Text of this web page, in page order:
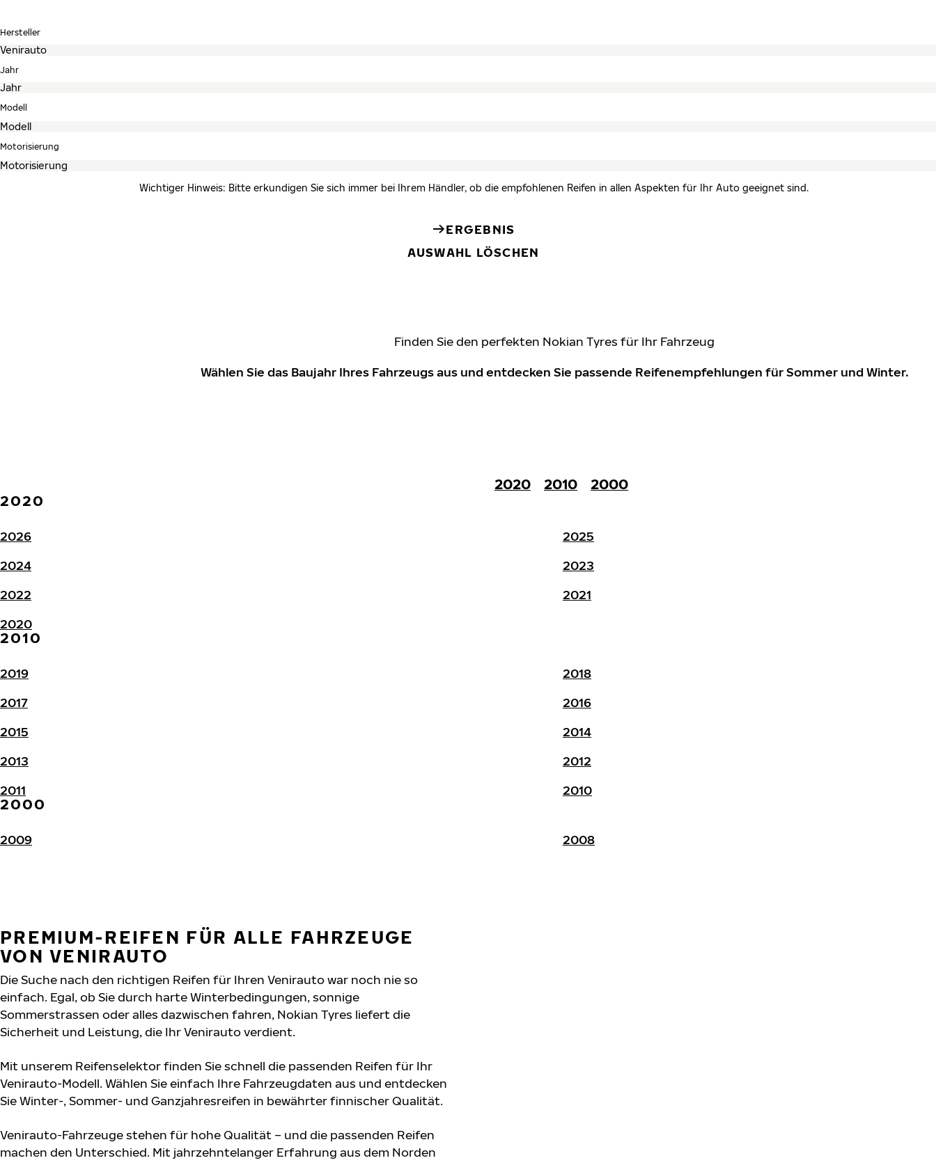
Hersteller
Jahr
Modell
Motorisierung
Wichtiger Hinweis: Bitte erkundigen Sie sich immer bei Ihrem Händler, ob die empfohlenen Reifen in allen Aspekten für Ihr Auto geeignet sind.
ERGEBNIS
AUSWAHL LÖSCHEN
Finden Sie den perfekten Nokian Tyres für Ihr Fahrzeug
Wählen Sie das Baujahr Ihres Fahrzeugs aus und entdecken Sie passende Reifenempfehlungen für Sommer und Winter.
2020 2010
2000
2020
2026
2025
2024
2023
2022
2021
2020
2010
2019
2018
2017
2016
2015
2014
2013
2012
2011
2010
2000
2009 2008
PREMIUM-REIFEN FÜR ALLE FAHRZEUGE
VON VENIRAUTO
Die Suche nach den richtigen Reifen für Ihren Venirauto war noch nie so
einfach. Egal, ob Sie durch harte Winterbedingungen, sonnige
Sommerstrassen oder alles dazwischen fahren, Nokian Tyres liefert die
Sicherheit und Leistung, die Ihr Venirauto verdient.
Mit unserem Reifenselektor finden Sie schnell die passenden Reifen für Ihr
Venirauto-Modell. Wählen Sie einfach Ihre Fahrzeugdaten aus und entdecken
Sie Winter-, Sommer- und Ganzjahresreifen in bewährter finnischer Qualität.
Venirauto-Fahrzeuge stehen für hohe Qualität – und die passenden Reifen
machen den Unterschied. Mit jahrzehntelanger Erfahrung aus dem Norden